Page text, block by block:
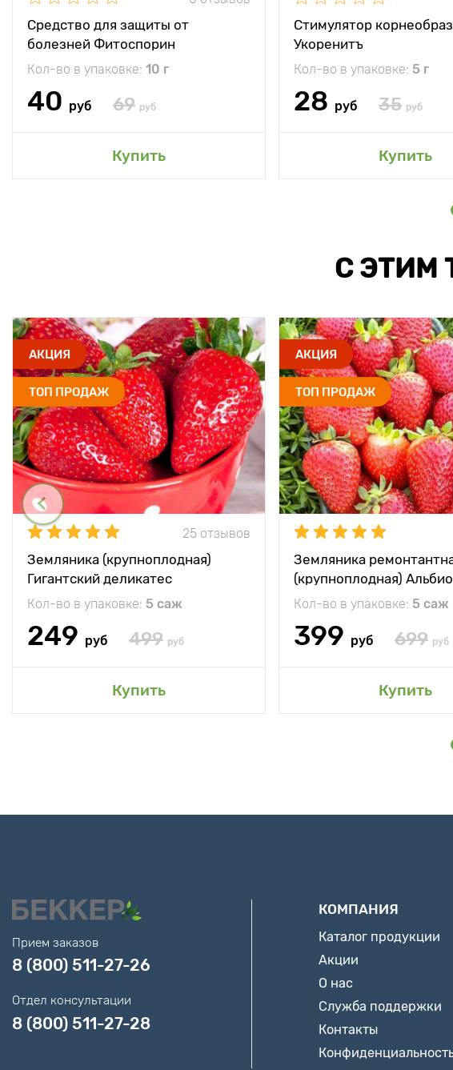
Средство для защиты от
болезней Фитоспорин
Кол-во в упаковке: 10 г
40 руб 69 руб
Купить
Стимулятор
Укоренитъ
Кол-во в упаковке: 5 г
28 руб 35 руб
Купить
С ЭТИМ
АКЦИЯ
ТОП ПРОДАЖ
25 отзывов
Земляника (крупноплодная)
Гигантский деликатес
Кол-во в упаковке: 5 саж
249 руб 499 руб
Купить
АКЦИЯ
ТОП ПРОДАЖ
Земляника
(крупноплодная)
Кол-во в упаковке: 5 саж
399 руб 699 руб
Купить
Прием заказов
8 (800) 511-27-26
Отдел консультации
8 (800) 511-27-28
КОМПАНИЯ
Каталог продукции
Акции
О нас
Служба поддержки
Контакты